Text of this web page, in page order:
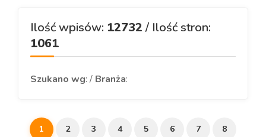
Ilość wpisów: 12732 / Ilość stron:
1061
Szukano wg: / Branża:
1 2 3 4 5 6 7 8